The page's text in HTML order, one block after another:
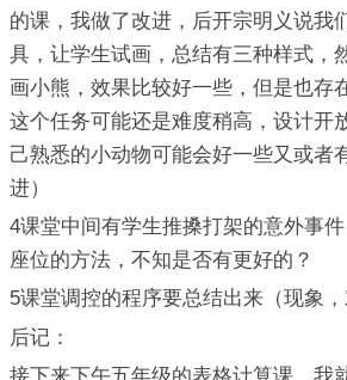
的课，我做了改进，后开宗明义说我
具，让学生试画，总结有三种样式，
画小熊，效果比较好一些，但是也存
这个任务可能还是难度稍高，设计开
己熟悉的小动物可能会好一些又或者
进）
4课堂中间有学生推搡打架的意外事
座位的方法，不知是否有更好的？
5课堂调控的程序要总结出来（现象，
后记：